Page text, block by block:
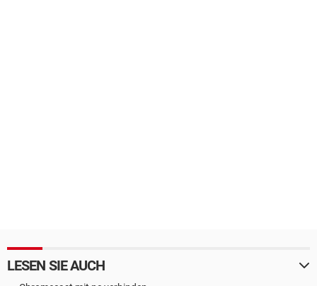
LESEN SIE AUCH